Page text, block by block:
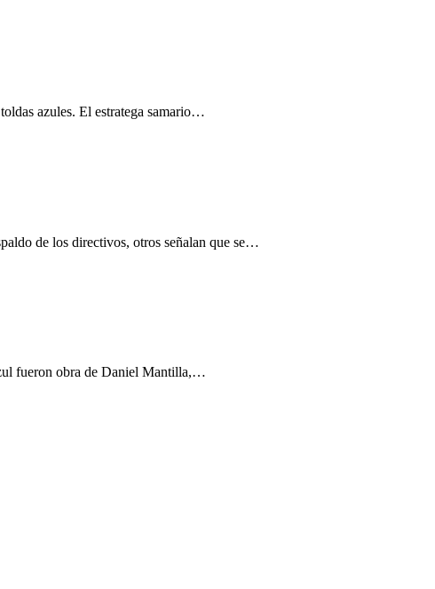
azules. El estratega samario…
de los directivos, otros señalan que se…
fueron obra de Daniel Mantilla,…